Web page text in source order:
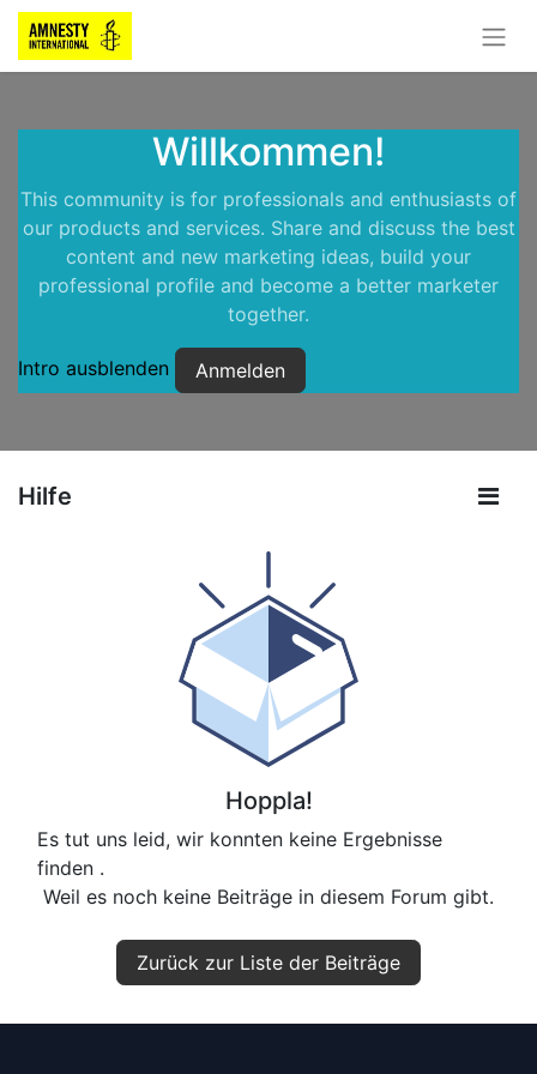
Willkommen!
This community is for professionals and enthusiasts of
our products and services. Share and discuss the best
content and new marketing ideas, build your
professional profile and become a better marketer
together.
Intro ausblenden Anmelden
Hilfe
Hoppla!
Es tut uns leid, wir konnten keine Ergebnisse
finden .
Weil es noch keine Beiträge in diesem Forum gibt.
Zurück zur Liste der Beiträge